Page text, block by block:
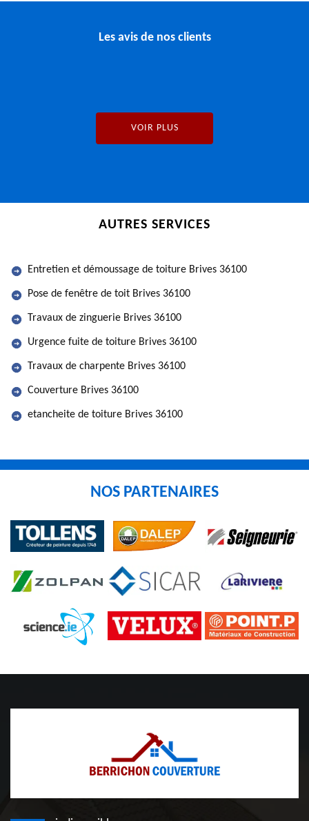
Les avis de nos clients
VOIR PLUS
AUTRES SERVICES
Entretien et démoussage de toiture Brives 36100
Pose de fenêtre de toit Brives 36100
Travaux de zinguerie Brives 36100
Urgence fuite de toiture Brives 36100
Travaux de charpente Brives 36100
Couverture Brives 36100
etancheite de toiture Brives 36100
NOS PARTENAIRES